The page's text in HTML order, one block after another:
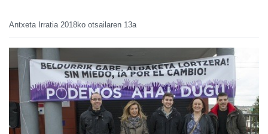
Antxeta Irratia 2018ko otsailaren 13a